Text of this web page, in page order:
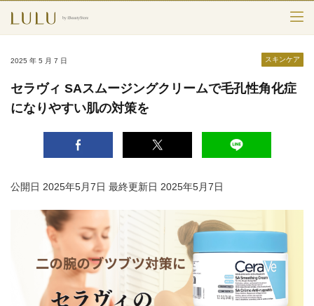
スキンケア
ボディ＆ヘア
ライフスタイル
2025 年 5 月 7 日 スキンケア
セラヴィ SAスムージングクリームで毛孔性角化症
になりやすい肌の対策を
公開日 2025年5月7日 最終更新日 2025年5月7日